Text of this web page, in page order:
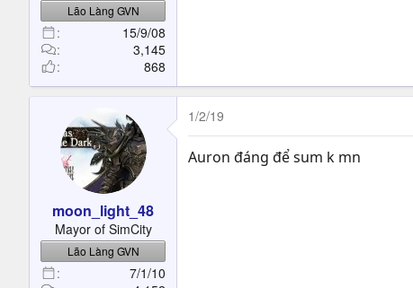
Lão Làng GVN
15/9/08
3,145
868
moon_light_48
Mayor of SimCity
Lão Làng GVN
7/1/10
1/2/19
Auron đáng để sum k mn